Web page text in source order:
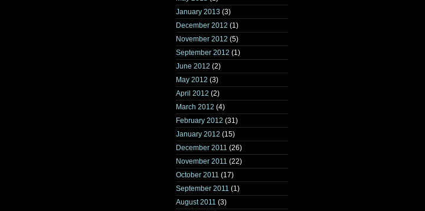
January 2013 (3)
December 2012 (1)
November 2012 (5)
September 2012 (1)
June 2012 (2)
May 2012 (3)
April 2012 (2)
March 2012 (4)
February 2012 (31)
January 2012 (15)
December 2011 (26)
November 2011 (22)
October 2011 (17)
September 2011 (1)
August 2011 (3)